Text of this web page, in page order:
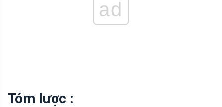
ad
Tóm lược :